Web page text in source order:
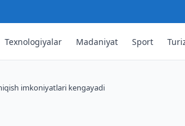
Texnologiyalar Madaniyat Sport
imkoniyatlari kengayadi